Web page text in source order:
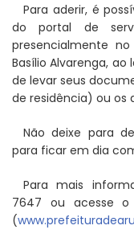
Para aderir, é
do portal de
presencialmente
Basílio Alvarenga,
de levar seus
de residência) ou os
Não deixe para
para ficar em dia
Para mais
7647 ou acesse
(